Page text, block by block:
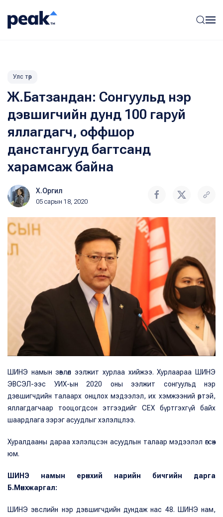
Улс төр
Ж.Батзандан: Сонгуульд нэр
дэвшигчийн дунд 100 гаруй
яллагдагч, оффшор
данстангууд багтсанд
харамсаж байна
Х.Оргил
05 сарын 18, 2020
ШИНЭ намын зөвлөл ээлжит хурлаа хийжээ. Хурлаараа ШИНЭ
ЭВСЭЛ-ээс УИХ-ын 2020 оны ээлжит сонгуульд нэр
дэвшигчдийн талаарх онцлох мэдээлэл, их хэмжээний өртэй,
яллагдагчаар тооцогдсон этгээдийг СЕХ бүртгэхгүй байх
шаардлага зэрэг асуудлыг хэлэлцлээ.
Хуралдааны дараа хэлэлцсэн асуудлын талаар мэдээлэл өгсөн
юм.
ШИНЭ намын ерөнхий нарийн бичгийн дарга
Б.Мөнхжаргал:
ШИНЭ эвслийн нэр дэвшигчдийн дундаж нас 48. ШИНЭ нам,